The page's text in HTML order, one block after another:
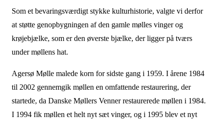
Som et bevaringsværdigt stykke kulturhistorie, valgte vi derfor
at støtte genopbygningen af den gamle mølles vinger og
krøjebjælke, som er den øverste bjælke, der ligger på tværs
under møllens hat.
Agersø Mølle malede korn for sidste gang i 1959. I årene 1984
til 2002 gennemgik møllen en omfattende restaurering, der
startede, da Danske Møllers Venner restaurerede møllen i 1984.
I 1994 fik møllen et helt nyt sæt vinger, og i 1995 blev et nyt